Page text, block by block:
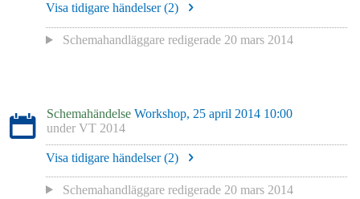
Visa tidigare händelser (2)
Schemahandläggare redigerade 20 mars 2014
Schemahändelse Workshop, 25 april 2014 10:00
under VT 2014
Visa tidigare händelser (2)
Schemahandläggare redigerade 20 mars 2014